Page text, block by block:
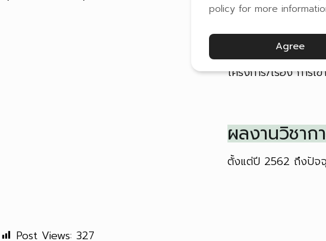
ปี ผู้ให้ทุน ชื่อโครงกา
ผลงานวิชาก
โครงการ/เรื่อง การเ
ผลงานวิชาก
ตั้งแต่ปี 2562 ถึงปัจ
Post Views: 327
policy for more
Agree